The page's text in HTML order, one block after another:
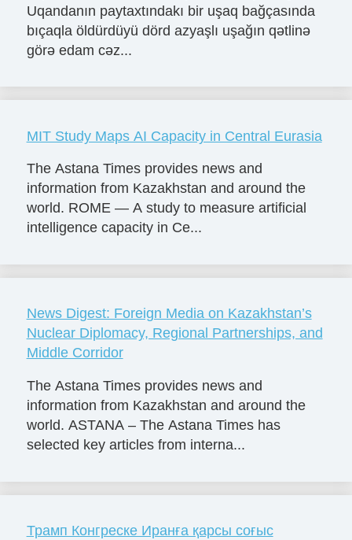
Uqandanın paytaxtındakı bir uşaq bağçasında
bıçaqla öldürdüyü dörd azyaşlı uşağın qətlinə
görə edam cəz...
MIT Study Maps AI Capacity in Central Eurasia
The Astana Times provides news and
information from Kazakhstan and around the
world. ROME — A study to measure artificial
intelligence capacity in Ce...
News Digest: Foreign Media on Kazakhstan’s
Nuclear Diplomacy, Regional Partnerships, and
Middle Corridor
The Astana Times provides news and
information from Kazakhstan and around the
world. ASTANA – The Astana Times has
selected key articles from interna...
Трамп Конгреске Иранға қарсы соғыс